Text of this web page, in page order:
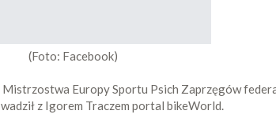
(Foto: Facebook)
Europy Sportu Psich Zaprzęgów
z Igorem Traczem portal bikeWorld.